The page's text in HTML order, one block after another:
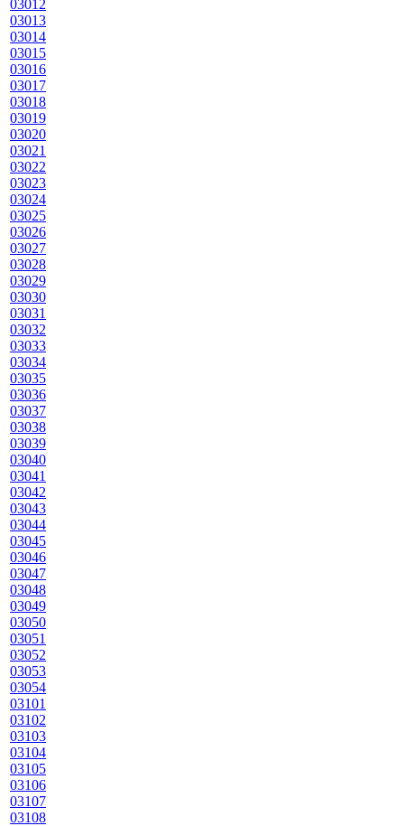
03012
03013
03014
03015
03016
03017
03018
03019
03020
03021
03022
03023
03024
03025
03026
03027
03028
03029
03030
03031
03032
03033
03034
03035
03036
03037
03038
03039
03040
03041
03042
03043
03044
03045
03046
03047
03048
03049
03050
03051
03052
03053
03054
03101
03102
03103
03104
03105
03106
03107
03108